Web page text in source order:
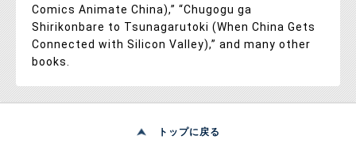
Comics Animate China),” “Chugogu ga
Shirikonbare to Tsunagarutoki (When China Gets
Connected with Silicon Valley),” and many other
books.
トップに戻る